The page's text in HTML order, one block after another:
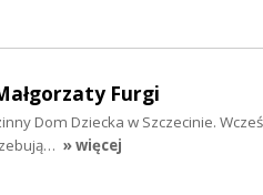
Furgi
Dom Dziecka w Szczecinie.
» więcej